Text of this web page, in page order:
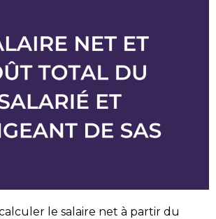
le salaire net à partir du